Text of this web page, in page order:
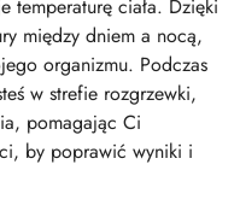
temperaturę ciała. Dzięki
między dniem a nocą,
organizmu. Podczas
w strefie rozgrzewki,
pomagając Ci
by poprawić wyniki i